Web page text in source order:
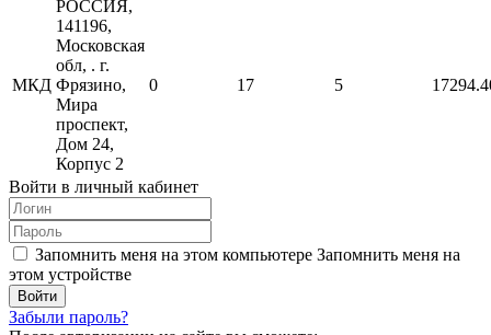
МКД
РОССИЯ,
141196,
Московская
обл, . г.
Фрязино,
Мира
проспект,
Дом 24,
Корпус 2
0 17 5
Войти в личный кабинет
Запомнить меня на этом компьютере Запомнить меня на
этом устройстве
Забыли пароль?